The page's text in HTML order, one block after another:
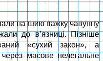
на шию важку чавунну
до в’язницi. Пiзнiше
«сухий закон», а
масове нелегальне